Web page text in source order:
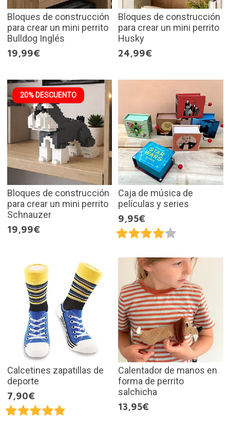
Bloques de construcción
para crear un mini perrito
Bulldog Inglés
19,99€
Bloques de construcción
para crear un mini perrito
Husky
24,99€
20% DESCUENTO
Bloques de construcción
para crear un mini perrito
Schnauzer
19,99€
Caja de música de
películas y series
9,95€
Calcetines zapatillas de
deporte
7,90€
Calentador de manos en
forma de perrito
salchicha
13,95€